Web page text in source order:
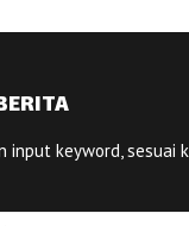
input keyword, sesuai